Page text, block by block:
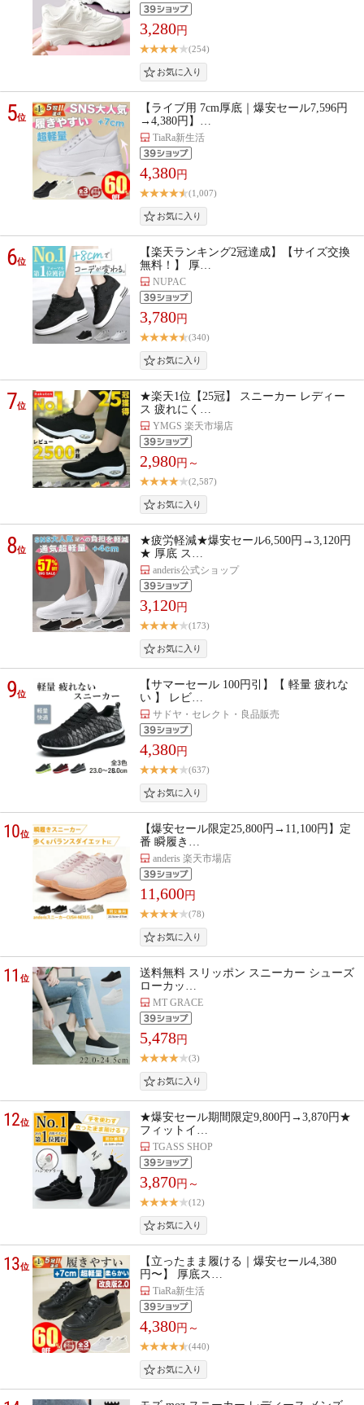
3,280円
(254)
5位
【ライブ用 7cm厚底｜爆安セール7,596円
→4,380円】…
TiaRa新生活
4,380円
(1,007)
6位
【楽天ランキング2冠達成】【サイズ交換
無料！】 厚…
NUPAC
3,780円
(340)
7位
★楽天1位【25冠】 スニーカー レディー
ス 疲れにく…
YMGS 楽天市場店
2,980円～
(2,587)
8位
★疲労軽減★爆安セール6,500円→3,120円
★ 厚底 ス…
anderis公式ショップ
3,120円
(173)
9位
【サマーセール 100円引】【 軽量 疲れな
い 】 レビ…
サドヤ・セレクト・良品販売
4,380円
(637)
10位
【爆安セール限定25,800円→11,100円】定
番 瞬履き…
anderis 楽天市場店
11,600円
(78)
11位
送料無料 スリッポン スニーカー シューズ
ローカッ…
MT GRACE
5,478円
(3)
12位
★爆安セール期間限定9,800円→3,870円★
フィットイ…
TGASS SHOP
3,870円～
(12)
13位
【立ったまま履ける｜爆安セール4,380
円〜】 厚底ス…
TiaRa新生活
4,380円～
(440)